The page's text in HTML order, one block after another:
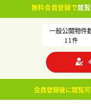
無料会員登録で閲
一般公開物件
11件
会員登録後に閲覧